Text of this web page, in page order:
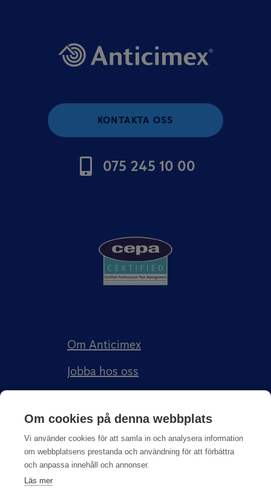
KONTAKTA OSS
075 245 10 00
Om Anticimex
Jobba hos oss
Anticimex Försäkringar AB
Om cookies på denna webbplats
Vi använder cookies för att samla in och analysera information
om webbplatsens prestanda och användning för att förbättra
och anpassa innehåll och annonser.
Läs mer